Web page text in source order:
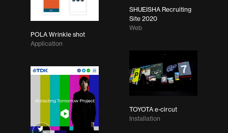
SHUEISHA Recruiting
Site 2020
Web
POLA Wrinkle shot
Application
TOYOTA e-circut
Installation